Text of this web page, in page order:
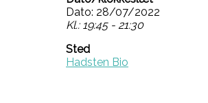
Dato: 28/07/2022
Kl.: 19:45 - 21:30
Sted
Hadsten Bio